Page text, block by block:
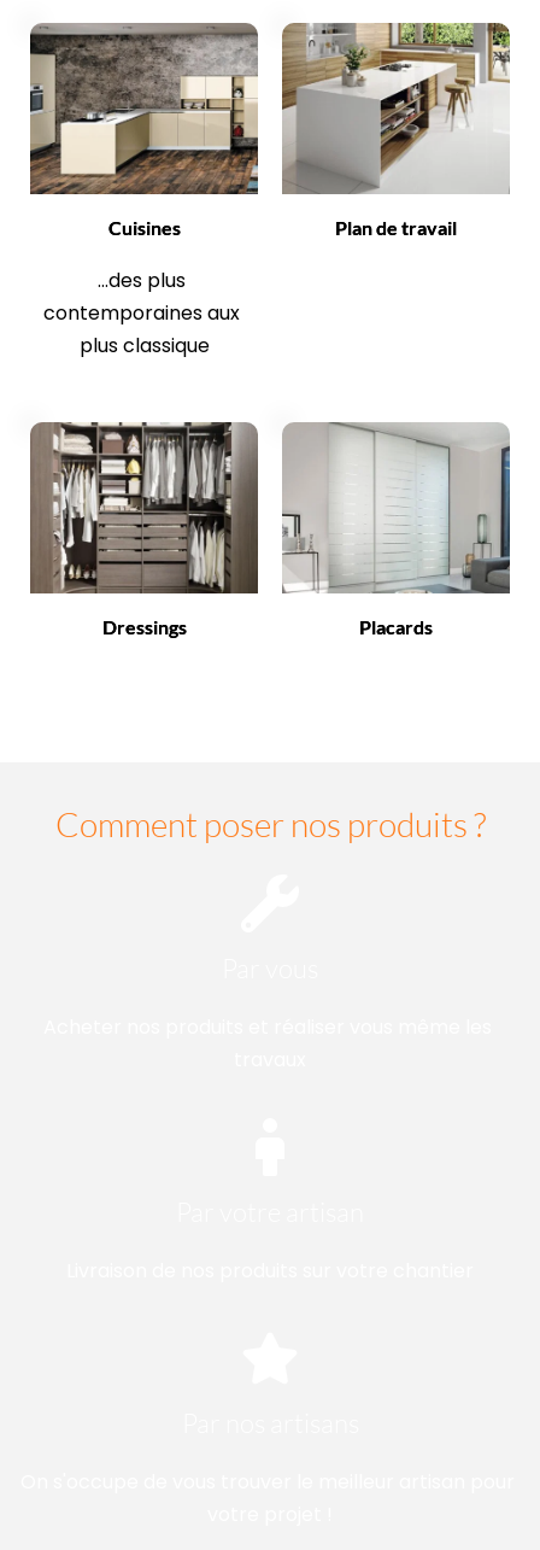
Cuisines
...des plus
contemporaines aux
plus classique
Plan de travail
Dressings Placards
Comment poser nos produits ?